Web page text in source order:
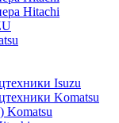
Hitachi
Isuzu
Komatsu
Komatsu